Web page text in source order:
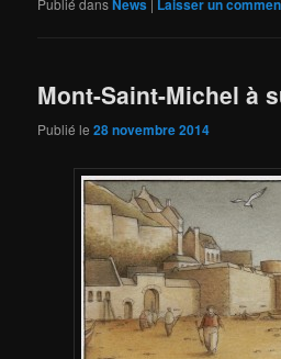
Publié dansNews | Laisser un
Mont-Saint-Michel à
Publié le28 novembre 2014